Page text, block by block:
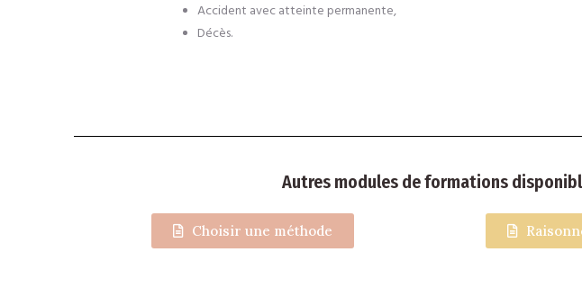
Accident avec atteinte permanente,
Décès.
Autres modules de formations
Choisir une méthode